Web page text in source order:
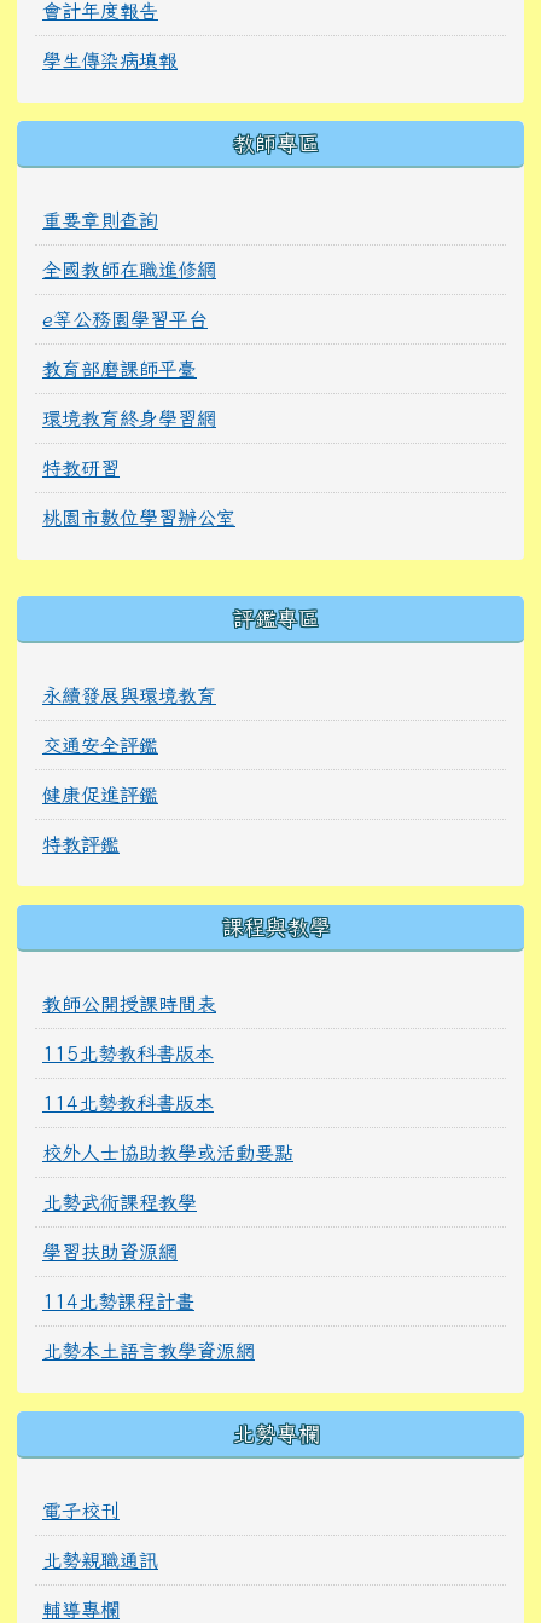
會計年度報告
學生傳染病填報
教師專區
重要章則查詢
全國教師在職進修網
e等公務園學習平台
教育部磨課師平臺
環境教育終身學習網
特教研習
桃園市數位學習辦公室
評鑑專區
永續發展與環境教育
交通安全評鑑
健康促進評鑑
特教評鑑
課程與教學
教師公開授課時間表
115北勢教科書版本
114北勢教科書版本
校外人士協助教學或活動要點
北勢武術課程教學
學習扶助資源網
114北勢課程計畫
北勢本土語言教學資源網
北勢專欄
電子校刊
北勢親職通訊
輔導專欄